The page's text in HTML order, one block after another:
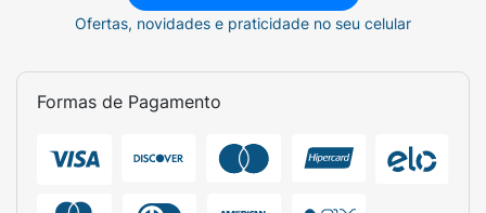
Ofertas, novidades e praticidade no seu celular
Formas de Pagamento